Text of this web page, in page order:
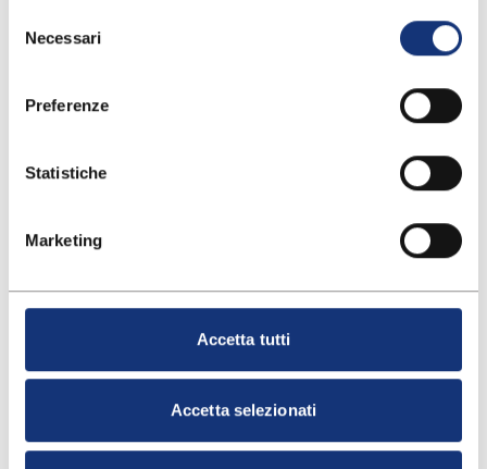
Per ulteriori informazioni puoi consultare anche la nostra
delNecessari
Preferenze
Statistiche
Marketing
Accetta tutti
Accetta selezionati
In questo caso si assiste ad una diminuzione della
presenza dei batteri benefici, come i lattobacilli, a
favore di specie opportuniste e nocive per il
benessere intimo. Anche la vaginosi batterica è quindi
infiammazione e sintomi specifici, come odore
ARTICOLI CORRELATI